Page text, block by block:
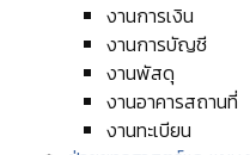
งานการเงิน
งานการบัญชี
งานพัสดุ
งานอาคารสถานที่
งานทะเบียน